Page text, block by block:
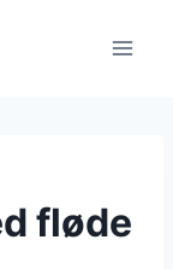
fløde